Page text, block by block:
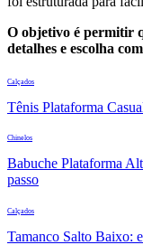
O objetivo é permitir
detalhes e escolha
Calçados
Tênis Plataforma
Chinelos
Babuche Plataforma
passo
Calçados
Tamanco Salto Baixo: